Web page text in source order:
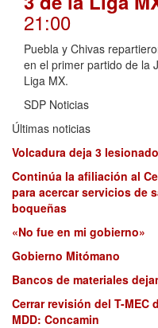
21:00
Puebla y Chivas
en el primer partido de la
Liga MX.
SDP Noticias
Últimas noticias
Volcadura deja 3
Continúa la afiliación al
para acercar servicios de
boqueñas
«No fue en mi gobierno»
Gobierno Mitómano
Bancos de materiales
Cerrar revisión del T-MEC
MDD: Concamin